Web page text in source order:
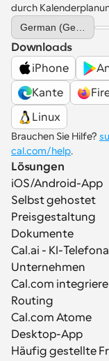
durch
Select Language
Downloads
iPhone
Kante
Linux
Brauchen Sie Hilfe?
cal.com/help.
Lösungen
iOS/Android-App
Selbst gehostet
Preisgestaltung
Dokumente
Cal.ai - KI-
Unternehmen
Cal.com
Routing
Cal.com Atome
Desktop-App
Häufig gestellte